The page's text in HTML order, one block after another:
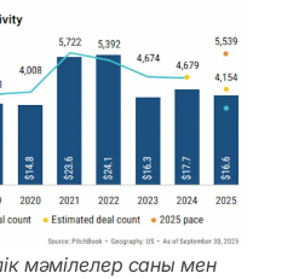
мәмілелер саны мен